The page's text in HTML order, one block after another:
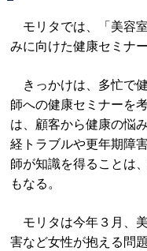
モリタでは、「美容
みに向けた健康セミナ
きっかけは、多忙で
師への健康セミナーを
は、顧客から健康の悩
経トラブルや更年期障
師が知識を得ることは
もなる。
モリタは今年３月、
害など女性が抱える問